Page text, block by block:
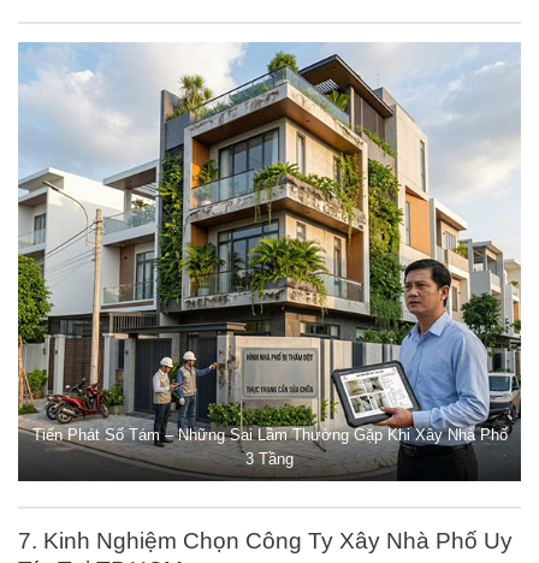
Tiến Phát Số Tám – Những Sai Lầm Thường Gặp Khi Xây Nhà Phố
3 Tầng
7. Kinh Nghiệm Chọn Công Ty Xây Nhà Phố Uy